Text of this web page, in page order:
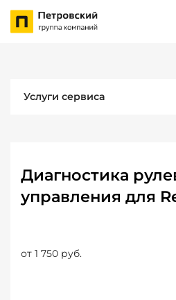
Услуги сервиса
Диагностика
управления для
от 1 750 руб.